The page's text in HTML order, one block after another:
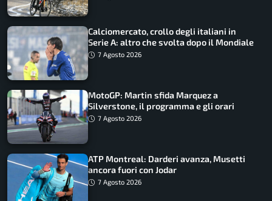
Calciomercato, crollo degli italiani in
Serie A: altro che svolta dopo il Mondiale
7 Agosto 2026
MotoGP: Martin sfida Marquez a
Silverstone, il programma e gli orari
7 Agosto 2026
ATP Montreal: Darderi avanza, Musetti
ancora fuori con Jodar
7 Agosto 2026